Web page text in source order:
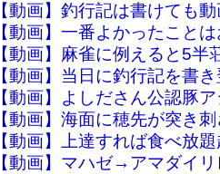
【動画】釣行記は書けても
【動画】一番よかったこと
【動画】麻雀に例えると5
【動画】当日に釣行記を書
【動画】よしださん公認豚
【動画】海面に穂先が突き
【動画】上達すれば食べ放
【動画】マハゼ→アマダイ